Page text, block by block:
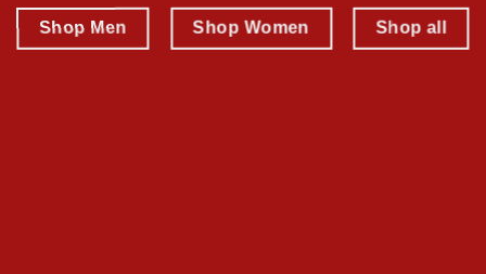
Shop Men Shop Women Shop all